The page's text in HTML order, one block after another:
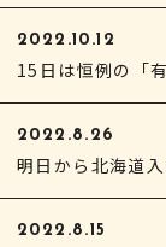
2022.10.12
15日は恒例の「
2022.8.26
明日から北海道入
2022.8.15